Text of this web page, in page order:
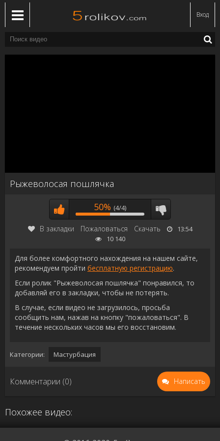
Вход
Рыжеволосая пошлячка
50% (4/4)
В закладки Пожаловаться Скачать
13:54
10 140
Для более комфортного нахождения на нашем сайте,
рекомендуем пройти бесплатную регистрацию.
Если ролик "Рыжеволосая пошлячка" понравился, то
добавляй его в закладки, чтобы не потерять.
В случае, если видео не загрузилось, просьба
сообщить нам, нажав на кнопку "пожаловаться". В
течение нескольких часов мы его восстановим.
Категории: Мастурбация
Комментарии (0) Написать
Похожее видео: